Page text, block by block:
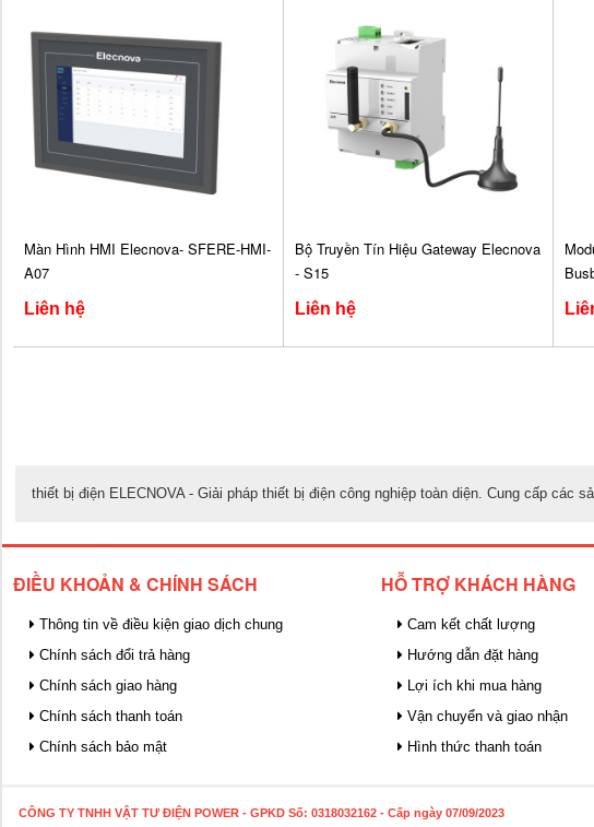
Màn Hình HMI Elecnova- SFERE-HMI-
A07
Liên hệ
Bộ Truyền Tín Hiệu Gateway Elecnova
- S15
Liên hệ
thiết bị điện ELECNOVA - Giải pháp thiết bị điện công nghiệp toàn diện. Cung cấp
ĐIỀU KHOẢN & CHÍNH SÁCH
Thông tin về điều kiện giao dịch chung
Chính sách đổi trả hàng
Chính sách giao hàng
Chính sách thanh toán
Chính sách bảo mật
HỖ TRỢ KHÁCH HÀNG
Cam kết chất lượng
Hướng dẫn đặt hàng
Lợi ích khi mua hàng
Vận chuyển và giao nhận
Hình thức thanh toán
CÔNG TY TNHH VẬT TƯ ĐIỆN POWER - GPKD Số: 0318032162 - Cấp ngày 07/09/2023